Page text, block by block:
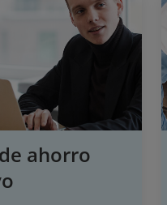
ahorro